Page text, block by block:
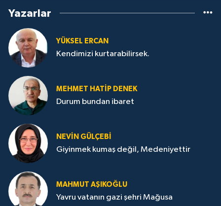
Yazarlar
YÜKSEL ERCAN
Kendimizi kurtarabilirsek.
MEHMET HATİP DENEK
Durum bundan ibaret
NEVİN GÜLÇEBİ
Giyinmek kumaş değil, Medeniyettir
MAHMUT AŞIKOĞLU
Yavru vatanın gazi şehri Mağusa